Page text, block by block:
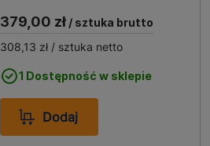
379,00 zł / sztuka brutto
308,13 zł / sztuka netto
1 Dostępność w sklepie
Dodaj